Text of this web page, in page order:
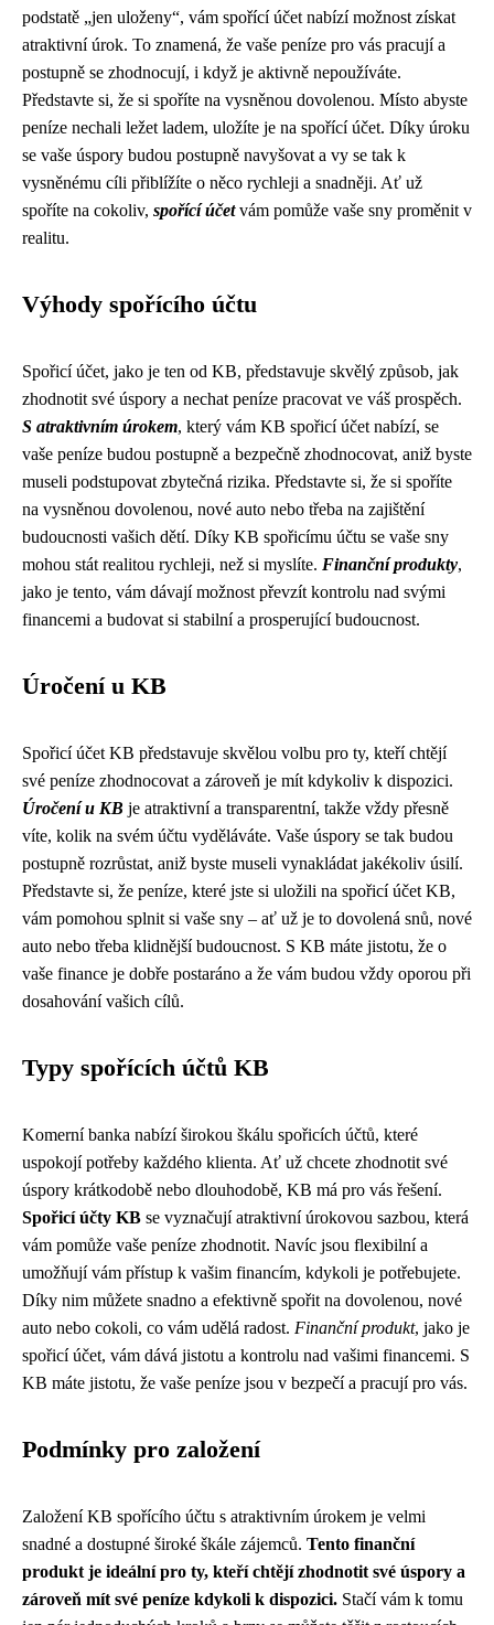
podstatě „jen uloženy“, vám spořící účet nabízí možnost získat
atraktivní úrok. To znamená, že vaše peníze pro vás pracují a
postupně se zhodnocují, i když je aktivně nepoužíváte.
Představte si, že si spoříte na vysněnou dovolenou. Místo abyste
peníze nechali ležet ladem, uložíte je na spořící účet. Díky úroku
se vaše úspory budou postupně navyšovat a vy se tak k
vysněnému cíli přiblížíte o něco rychleji a snadněji. Ať už
spoříte na cokoliv, spořící účetvám pomůže vaše sny proměnit v
realitu.
Výhody spořícího účtu
Spořicí účet, jako je ten od KB, představuje skvělý způsob, jak
zhodnotit své úspory a nechat peníze pracovat ve váš prospěch.
S atraktivním úrokem, který vám KB spořicí účet nabízí, se
vaše peníze budou postupně a bezpečně zhodnocovat, aniž byste
museli podstupovat zbytečná rizika. Představte si, že si spoříte
na vysněnou dovolenou, nové auto nebo třeba na zajištění
budoucnosti vašich dětí. Díky KB spořicímu účtu se vaše sny
mohou stát realitou rychleji, než si myslíte. Finanční produkty,
jako je tento, vám dávají možnost převzít kontrolu nad svými
financemi a budovat si stabilní a prosperující budoucnost.
Úročení u KB
Spořicí účet KB představuje skvělou volbu pro ty, kteří chtějí
své peníze zhodnocovat a zároveň je mít kdykoliv k dispozici.
Úročení u KB je atraktivní a transparentní, takže vždy přesně
víte, kolik na svém účtu vyděláváte. Vaše úspory se tak budou
postupně rozrůstat, aniž byste museli vynakládat jakékoliv úsilí.
Představte si, že peníze, které jste si uložili na spořicí účet KB,
vám pomohou splnit si vaše sny – ať už je to dovolená snů, nové
auto nebo třeba klidnější budoucnost. S KB máte jistotu, že o
vaše finance je dobře postaráno a že vám budou vždy oporou při
dosahování vašich cílů.
Typy spořících účtů KB
Komerní banka nabízí širokou škálu spořicích účtů, které
uspokojí potřeby každého klienta. Ať už chcete zhodnotit své
úspory krátkodobě nebo dlouhodobě, KB má pro vás řešení.
Spořicí účty KB se vyznačují atraktivní úrokovou sazbou, která
vám pomůže vaše peníze zhodnotit. Navíc jsou flexibilní a
umožňují vám přístup k vašim financím, kdykoli je potřebujete.
Díky nim můžete snadno a efektivně spořit na dovolenou, nové
auto nebo cokoli, co vám udělá radost. Finanční produkt, jako je
spořicí účet, vám dává jistotu a kontrolu nad vašimi financemi. S
KB máte jistotu, že vaše peníze jsou v bezpečí a pracují pro vás.
Podmínky pro založení
Založení KB spořícího účtu s atraktivním úrokem je velmi
snadné a dostupné široké škále zájemců. Tento finanční
produkt je ideální pro ty, kteří chtějí zhodnotit své úspory a
zároveň mít své peníze kdykoli k dispozici. Stačí vám k tomu